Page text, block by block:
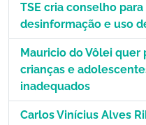
TSE cria conselho
desinformação e uso
Mauricio do Vôlei
crianças e
inadequados
Carlos Vinícius Alves